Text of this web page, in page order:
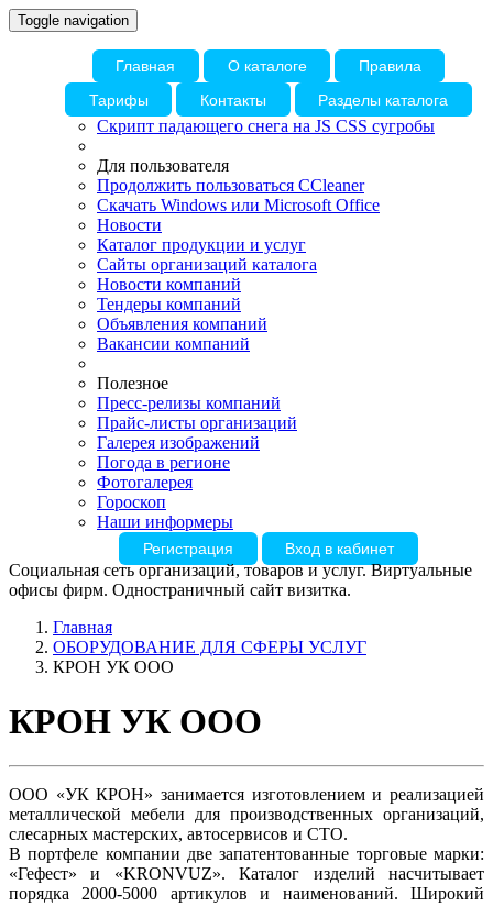
Toggle navigation
Главная О каталоге
Правила
Тарифы
Контакты Разделы каталога
Скрипт падающего снега на JS CSS сугробы
Для пользователя
Продолжить пользоваться CCleaner
Скачать Windows или Microsoft Office
Новости
Каталог продукции и услуг
Сайты организаций каталога
Новости компаний
Тендеры компаний
Объявления компаний
Вакансии компаний
Полезное
Пресс-релизы компаний
Прайс-листы организаций
Галерея изображений
Погода в регионе
Фотогалерея
Гороскоп
Наши информеры
Регистрация Вход в кабинет
Социальная сеть организаций, товаров и услуг. Виртуальные
офисы фирм. Одностраничный сайт визитка.
Главная
ОБОРУДОВАНИЕ ДЛЯ СФЕРЫ УСЛУГ
КРОН УК ООО
КРОН УК ООО
ООО «УК КРОН» занимается изготовлением и реализацией
металлической мебели для производственных организаций,
слесарных мастерских, автосервисов и СТО.
В портфеле компании две запатентованные торговые марки:
«Гефест» и «KRONVUZ». Каталог изделий насчитывает
порядка 2000-5000 артикулов и наименований. Широкий